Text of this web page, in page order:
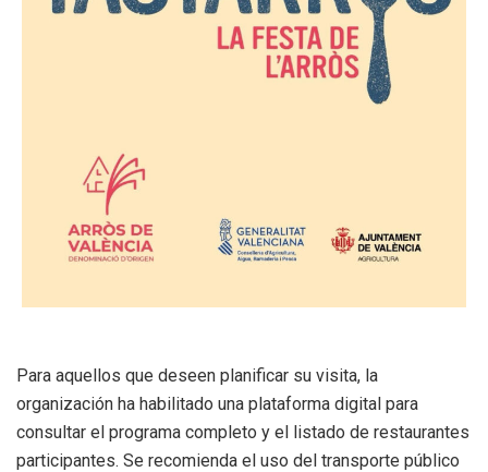
Para aquellos que deseen planificar su visita, la
organización ha habilitado una plataforma digital para
consultar el programa completo y el listado de restaurantes
participantes. Se recomienda el uso del transporte público